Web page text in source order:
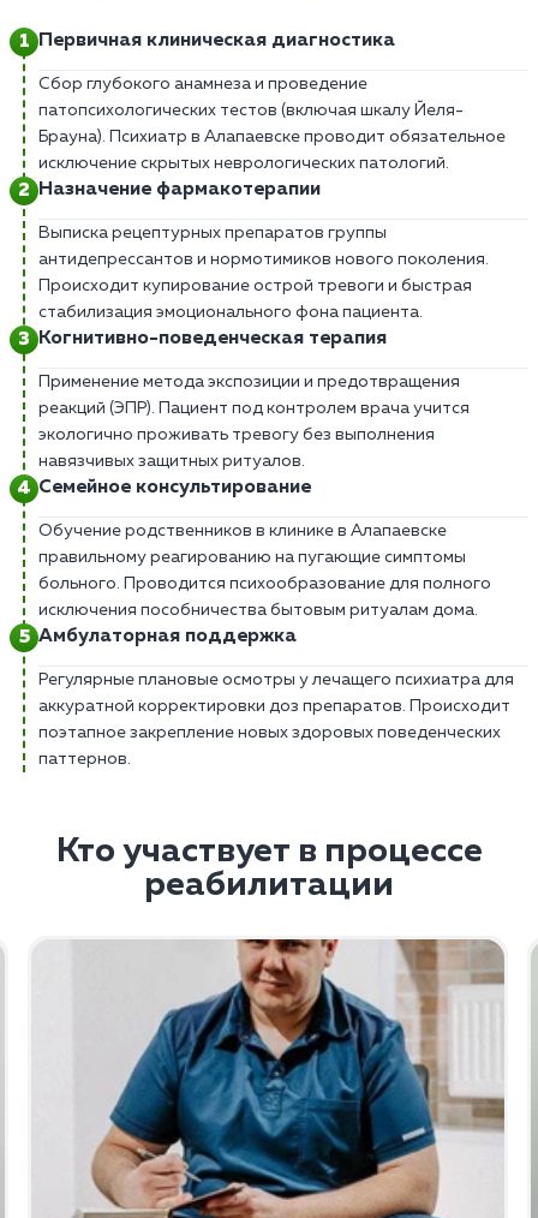
Первичная клиническая диагностика
Сбор глубокого анамнеза и проведение
патопсихологических тестов (включая шкалу Йеля-
Брауна). Психиатр в Алапаевске проводит обязательное
исключение скрытых неврологических патологий.
Назначение фармакотерапии
Выписка рецептурных препаратов группы
антидепрессантов и нормотимиков нового поколения.
Происходит купирование острой тревоги и быстрая
стабилизация эмоционального фона пациента.
Когнитивно-поведенческая терапия
Применение метода экспозиции и предотвращения
реакций (ЭПР). Пациент под контролем врача учится
экологично проживать тревогу без выполнения
навязчивых защитных ритуалов.
Семейное консультирование
Обучение родственников в клинике в Алапаевске
правильному реагированию на пугающие симптомы
больного. Проводится психообразование для полного
исключения пособничества бытовым ритуалам дома.
Амбулаторная поддержка
Регулярные плановые осмотры у лечащего психиатра для
аккуратной корректировки доз препаратов. Происходит
поэтапное закрепление новых здоровых поведенческих
паттернов.
Кто участвует в процессе
реабилитации